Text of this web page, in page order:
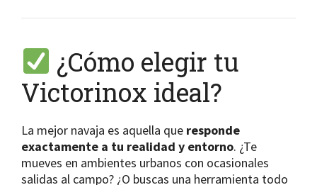
¿Cómo elegir tu
Victorinox ideal?
La mejor navaja es aquella que responde
exactamente a tu realidad y entorno. ¿Te
mueves en ambientes urbanos con ocasionales
salidas al campo? ¿O buscas una herramienta todo